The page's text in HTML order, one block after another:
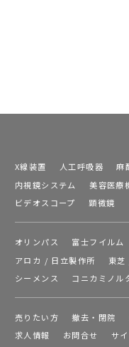
X線装置 人工呼吸器 麻
内視鏡システム
美容医療
ビデオスコープ
顕微鏡
オリンパス 富士フイルム
アロカ / 日立製作所
東芝
シーメンス
コニカミノル
売りたい方 撤去・閉院
求人情報
お問合せ サ